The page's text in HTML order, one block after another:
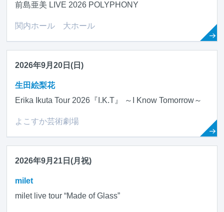
前島亜美 LIVE 2026 POLYPHONY
関内ホール 大ホール
2026年9月20日(日)
生田絵梨花
Erika Ikuta Tour 2026『I.K.T』 ～I Know Tomorrow～
よこすか芸術劇場
2026年9月21日(月祝)
milet
milet live tour “Made of Glass”